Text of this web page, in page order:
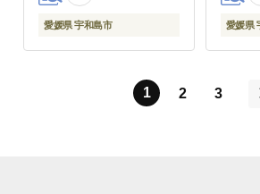
愛媛県 宇和島市 愛媛県
1 2
3